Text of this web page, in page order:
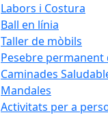
Labors i Costura
Ball en línia
Taller de mòbils
Pesebre permanent
Caminades
Mandales
Activitats per a